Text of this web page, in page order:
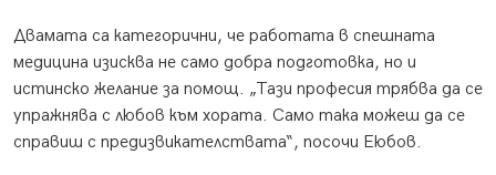
Двамата са категорични, че работата в спешната
медицина изисква не само добра подготовка, но и
истинско желание за помощ. „Тази професия трябва да се
упражнява с любов към хората. Само така можеш да се
справиш с предизвикателствата“, посочи Еюбов.